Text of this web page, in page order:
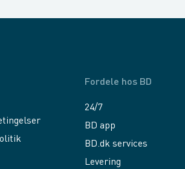
Fordele hos BD
24/7
BD app
BD.dk services
Levering